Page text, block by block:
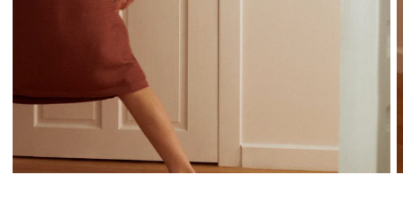
2 700 р.
Махровое полотенце SWOG